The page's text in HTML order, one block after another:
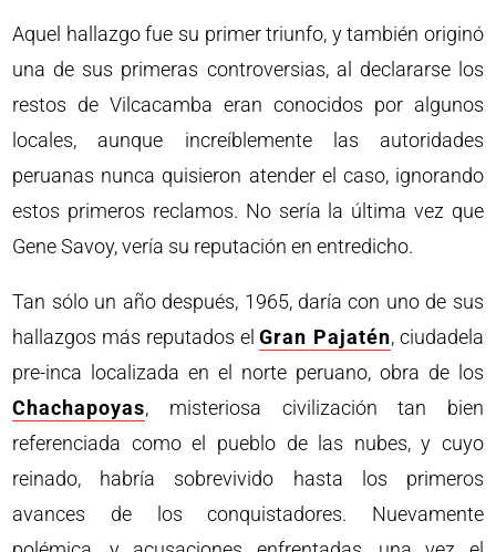
Aquel hallazgo fue su primer triunfo, y también originó
una de sus primeras controversias, al declararse los
restos de Vilcacamba eran conocidos por algunos
locales, aunque increíblemente las autoridades
peruanas nunca quisieron atender el caso, ignorando
estos primeros reclamos. No sería la última vez que
Gene Savoy, vería su reputación en entredicho.
Tan sólo un año después, 1965, daría con uno de sus
hallazgos más reputados elGran Pajatén, ciudadela
pre-inca localizada en el norte peruano, obra de los
Chachapoyas, misteriosa civilización tan bien
referenciada como el pueblo de las nubes, y cuyo
reinado, habría sobrevivido hasta los primeros
avances de los conquistadores. Nuevamente